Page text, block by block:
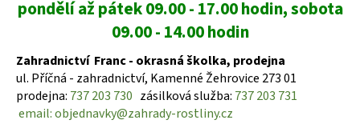
pondělí až pátek 09.00 - 17.00 hodin, sobota
09.00 - 14.00 hodin
Zahradnictví Franc - okrasná školka, prodejna
ul. Příčná - zahradnictví, Kamenné Žehrovice 273 01
prodejna: 737 203 730 zásilková služba: 737 203 731
email: objednavky@zahrady-rostliny.cz
a
í
t
?